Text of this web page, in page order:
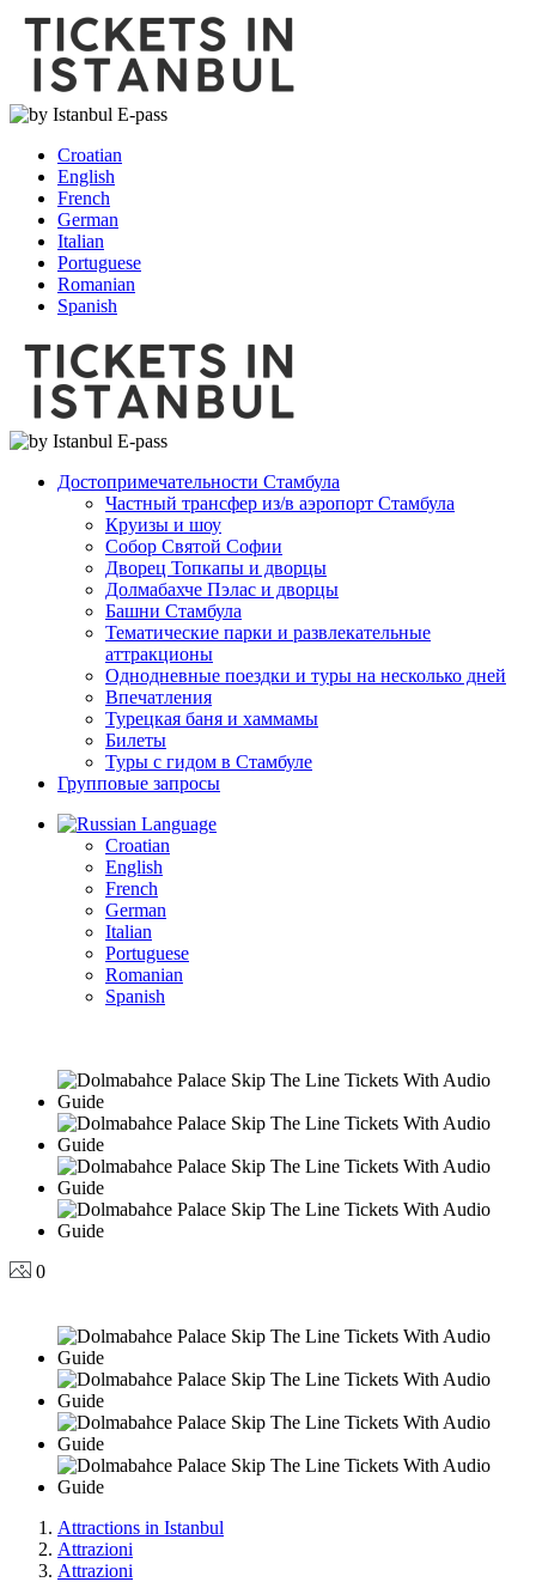
Croatian
English
French
German
Italian
Portuguese
Romanian
Spanish
Достопримечательности Стамбула
Частный трансфер из/в аэропорт Стамбула
Круизы и шоу
Собор Святой Софии
Дворец Топкапы и дворцы
Долмабахче Пэлас и дворцы
Башни Стамбула
Тематические парки и развлекательные
аттракционы
Однодневные поездки и туры на несколько дней
Впечатления
Турецкая баня и хаммамы
Билеты
Туры с гидом в Стамбуле
Групповые запросы
Language
Croatian
English
French
German
Italian
Portuguese
Romanian
Spanish
0
Attractions in Istanbul
Attrazioni
Attrazioni